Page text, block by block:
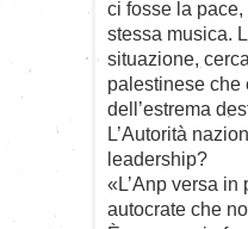
ci fosse la
stessa musica.
situazione,
palestinese che
dell’estrema
L’Autorità
leadership?
«L’Anp versa
autocrate che